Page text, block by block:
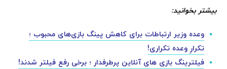
بیشتر بخوانید:
وعده وزیر ارتباطات برای کاهش پینگ بازی‌های محبوب ؛
تکرارِ وعده تکراری!
فیلترینگ بازی های آنلاین پرطرفدار ؛ برخی رفع فیلتر شدند!